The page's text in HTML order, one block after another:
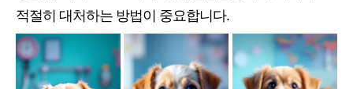
적절히 대처하는 방법이 중요합니다.